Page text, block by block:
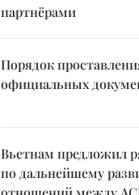
партнёрами
Порядок
официальных
Вьетнам предложил
по дальнейшему